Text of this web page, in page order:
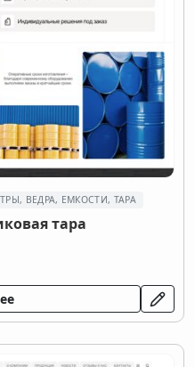
ВЕДРА, ЕМКОСТИ, ТАРА
тара